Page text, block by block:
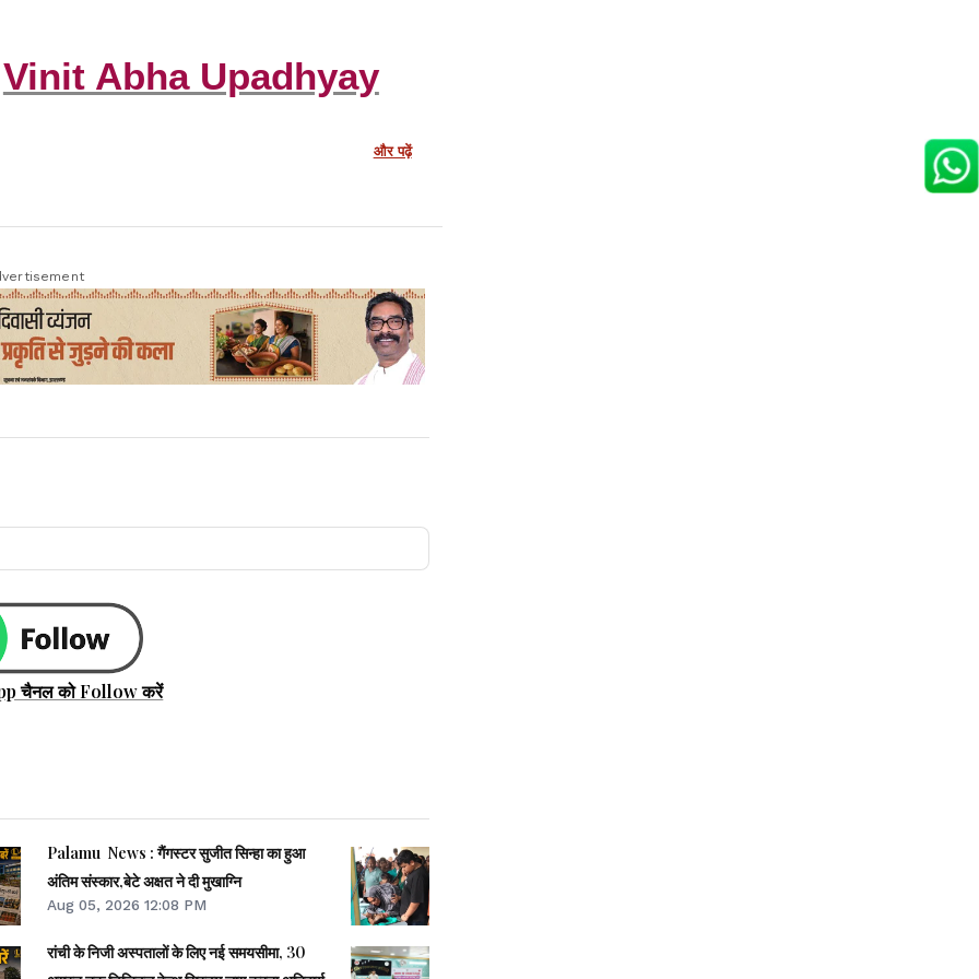
Vinit Abha Upadhyay
और पढ़ें
चैनल को Follow करें
Palamu News : गैंगस्टर सुजीत सिन्हा का हुआ
अंतिम संस्कार,बेटे अक्षत ने दी मुखाग्नि
Aug 05, 2026 12:08 PM
रांची के निजी अस्पतालों के लिए नई समयसीमा, 30